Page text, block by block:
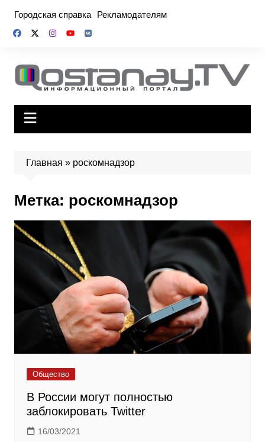
содержимому
Городская справка Рекламодателям
Главная » роскомнадзор
Метка: роскомнадзор
Общество
В России могут полностью
заблокировать Twitter
16/03/2021